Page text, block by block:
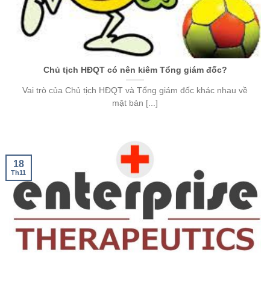
Chủ tịch HĐQT có nên kiêm Tổng giám đốc?
Vai trò của Chủ tịch HĐQT và Tổng giám đốc khác nhau về
mặt bản [...]
18
Th11